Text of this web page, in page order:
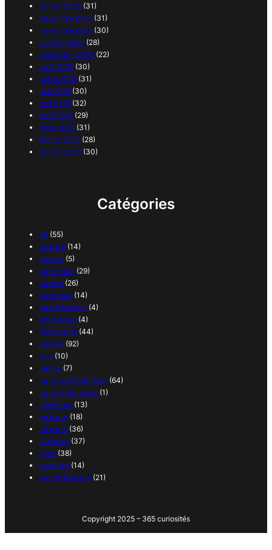
janvier 2026 (31)
décembre 2025 (31)
novembre 2025 (30)
octobre 2025 (28)
septembre 2025 (22)
août 2025 (30)
juillet 2025 (31)
juin 2025 (30)
mai 2025 (32)
avril 2025 (29)
mars 2025 (31)
février 2025 (28)
janvier 2025 (30)
Catégories
art (55)
biologie (14)
cinéma (5)
commerce (29)
cuisine (26)
économie (14)
enseignement (4)
étymologie (4)
géographie (44)
histoire (92)
jeux (10)
justice (7)
Langue et littérature (64)
Langue française (1)
médecine (13)
politique (18)
religions (36)
sciences (37)
sport (38)
transport (14)
vie quotidienne (21)
Copyright 2025 – 365 curiosités